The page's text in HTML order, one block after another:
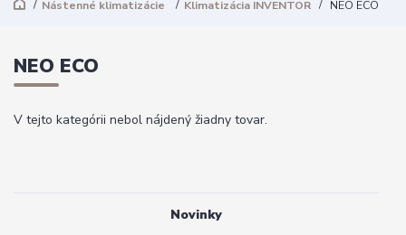
Nástenné klimatizácie Klimatizácia INVENTOR NEO ECO
NEO ECO
V tejto kategórii nebol nájdený žiadny tovar.
Novinky